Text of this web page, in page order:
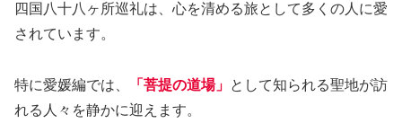
四国八十八ヶ所巡礼は、心を清める旅として多くの人に愛
されています。
特に愛媛編では、 「菩提の道場」 として知られる聖地が訪
れる人々を静かに迎えます。